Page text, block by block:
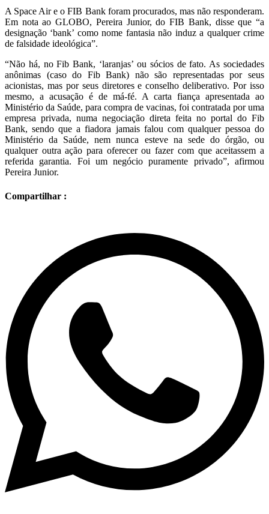
A Space Air e o FIB Bank foram procurados, mas não responderam.
Em nota ao GLOBO, Pereira Junior, do FIB Bank, disse que “a
designação ‘bank’ como nome fantasia não induz a qualquer crime
de falsidade ideológica”.
“Não há, no Fib Bank, ‘laranjas’ ou sócios de fato. As sociedades
anônimas (caso do Fib Bank) não são representadas por seus
acionistas, mas por seus diretores e conselho deliberativo. Por isso
mesmo, a acusação é de má-fé. A carta fiança apresentada ao
Ministério da Saúde, para compra de vacinas, foi contratada por uma
empresa privada, numa negociação direta feita no portal do Fib
Bank, sendo que a fiadora jamais falou com qualquer pessoa do
Ministério da Saúde, nem nunca esteve na sede do órgão, ou
qualquer outra ação para oferecer ou fazer com que aceitassem a
referida garantia. Foi um negócio puramente privado”, afirmou
Pereira Junior.
Compartilhar :